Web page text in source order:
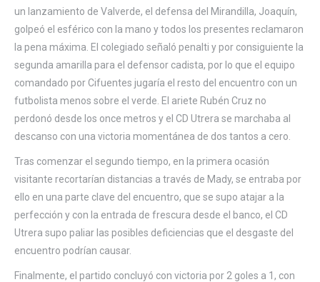
un lanzamiento de Valverde, el defensa del Mirandilla, Joaquín,
golpeó el esférico con la mano y todos los presentes reclamaron
la pena máxima. El colegiado señaló penalti y por consiguiente la
segunda amarilla para el defensor cadista, por lo que el equipo
comandado por Cifuentes jugaría el resto del encuentro con un
futbolista menos sobre el verde. El ariete Rubén Cruz no
perdonó desde los once metros y el CD Utrera se marchaba al
descanso con una victoria momentánea de dos tantos a cero.
Tras comenzar el segundo tiempo, en la primera ocasión
visitante recortarían distancias a través de Mady, se entraba por
ello en una parte clave del encuentro, que se supo atajar a la
perfección y con la entrada de frescura desde el banco, el CD
Utrera supo paliar las posibles deficiencias que el desgaste del
encuentro podrían causar.
Finalmente, el partido concluyó con victoria por 2 goles a 1, con